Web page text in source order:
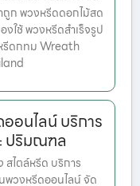
ถูก พวงหรีดดอกไม้สด
ใช้ พวงหรีดสำเร็จรูป
รีดกทม Wreath
อนไลน์ บริการ
ปริมณฑล
ไตล์หรีด บริการ
พวงหรีดออนไลน์ จัด